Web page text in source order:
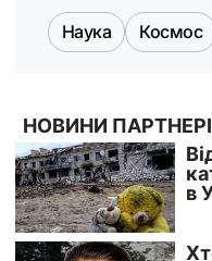
Наука Космос